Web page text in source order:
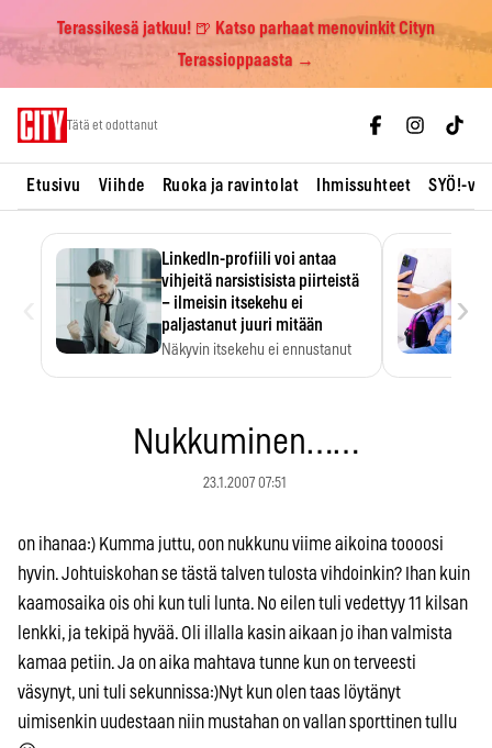
Terassikesä jatkuu! 🍺 Katso parhaat menovinkit Cityn
Terassioppaasta →
Tätä et odottanut
Etusivu Viihde Ruoka ja ravintolat Ihmissuhteet SYÖ!-
LinkedIn-profiili voi antaa
vihjeitä narsistisista piirteistä
– ilmeisin itsekehu ei
paljastanut juuri mitään
Näkyvin itsekehu ei ennustanut
›
Nukkuminen……
23.1.2007 07:51
on ihanaa:) Kumma juttu, oon nukkunu viime aikoina toooosi
hyvin. Johtuiskohan se tästä talven tulosta vihdoinkin? Ihan kuin
kaamosaika ois ohi kun tuli lunta. No eilen tuli vedettyy 11 kilsan
lenkki, ja tekipä hyvää. Oli illalla kasin aikaan jo ihan valmista
kamaa petiin. Ja on aika mahtava tunne kun on terveesti
väsynyt, uni tuli sekunnissa:)Nyt kun olen taas löytänyt
uimisenkin uudestaan niin mustahan on vallan sporttinen tullu